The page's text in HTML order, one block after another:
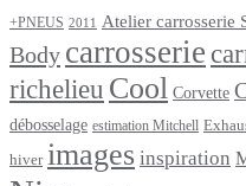
+PNEUS 2011 Atelier carrosserie
Body carrosserie
richelieu Cool Corvette
débosselage estimation Mitchell
hiver images inspiration